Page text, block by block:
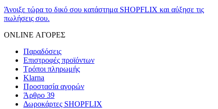
Άνοιξε τώρα το δικό σου κατάστημα SHOPFLIX και αύξησε τις
πωλήσεις σου.
ONLINE ΑΓΟΡΕΣ
Παραδόσεις
Επιστροφές προϊόντων
Τρόποι πληρωμής
Klarna
Προστασία αγορών
Άρθρο 39
Δωροκάρτες SHOPFLIX